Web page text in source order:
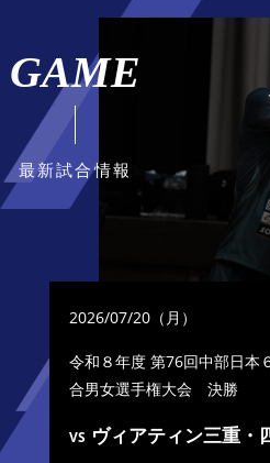
GAME
最新試合情報
2026/07/20（月）
令和８年度 第76回中部日本
合男女選手権大会
決勝
VS ヴィアティン三重・